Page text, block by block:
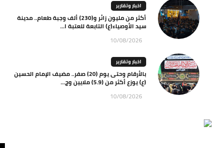
اخبار وتقارير
أكثر من مليون زائر و(230) ألف وجبة طعام.. مدينة
سيد الأوصياء(ع) التابعة للعتبة ا...
10/08/2026
اخبار وتقارير
بالأرقام وحتى يوم (20) صفر.. مضيف الإمام الحسين
(ع) يوزع أكثر من (5.9) ملايين وج...
10/08/2026